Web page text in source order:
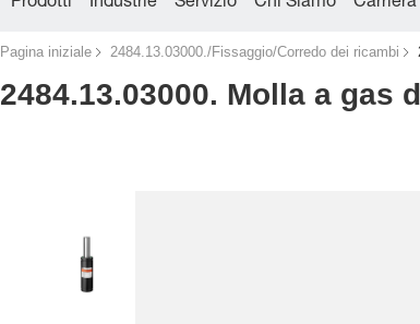
Pagina iniziale 2484.13.03000./Fissaggio/Corredo dei ricambi
2484.13.03000. Molla a gas